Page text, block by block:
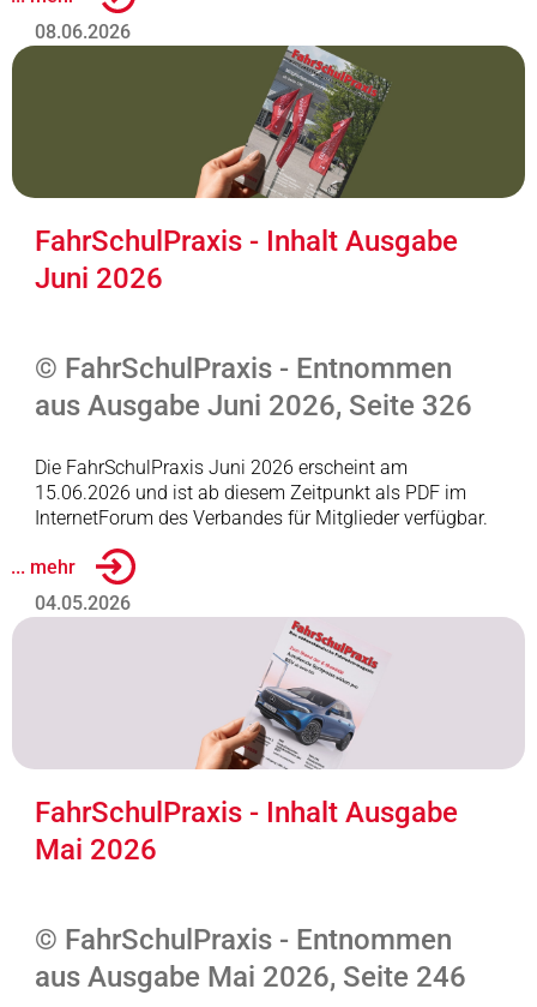
08.06.2026
FahrSchulPraxis - Inhalt Ausgabe
Juni 2026
© FahrSchulPraxis - Entnommen
aus Ausgabe Juni 2026, Seite 326
Die FahrSchulPraxis Juni 2026 erscheint am
15.06.2026 und ist ab diesem Zeitpunkt als PDF im
InternetForum des Verbandes für Mitglieder verfügbar.
... mehr
04.05.2026
FahrSchulPraxis - Inhalt Ausgabe
Mai 2026
© FahrSchulPraxis - Entnommen
aus Ausgabe Mai 2026, Seite 246